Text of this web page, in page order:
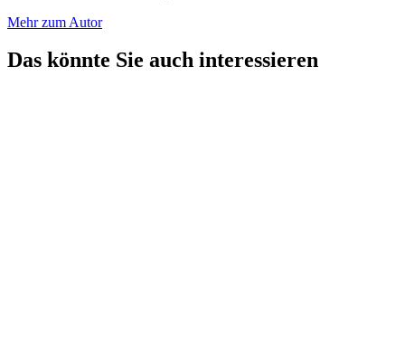
Mehr zum Autor
Das könnte Sie auch interessieren